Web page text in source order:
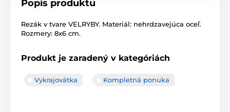
Popis produktu
Rezák v tvare VELRYBY. Materiál: nehrdzavejúca oceľ.
Rozmery: 8x6 cm.
Produkt je zaradený v kategóriách
Vykrajovátka Kompletná ponuka